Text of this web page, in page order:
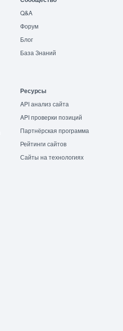
Q&A
Форум
Блог
База Знаний
Ресурсы
API анализ сайта
API проверки позиций
Партнёрская программа
Рейтинги сайтов
Сайты на технологиях